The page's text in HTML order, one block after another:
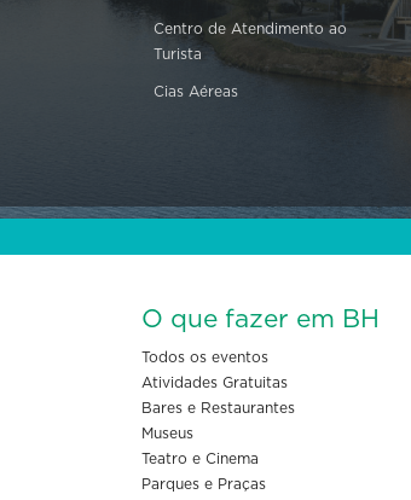
Centro de Atendimento ao
Turista
Cias Aéreas
O que fazer em BH
Todos os eventos
Atividades Gratuitas
Bares e Restaurantes
Museus
Teatro e Cinema
Parques e Praças